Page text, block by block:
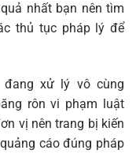
nhất bạn nên tìm
thủ tục pháp lý để
đang xử lý vô cùng
rôn vi phạm luật
vị nên trang bị kiến
cáo đúng pháp